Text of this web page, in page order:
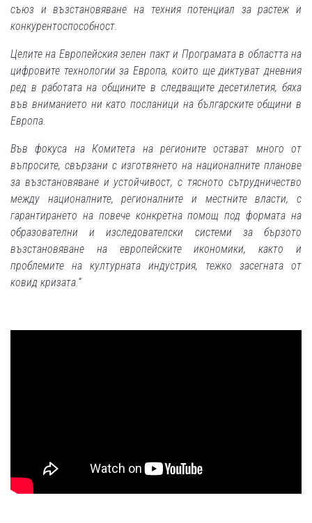
съюз и възстановяване на техния потенциал за растеж и
конкурентоспособност.
Целите на Европейския зелен пакт и Програмата в областта на
цифровите технологии за Европа, които ще диктуват дневния
ред в работата на общините в следващите десетилетия, бяха
във вниманието ни като посланици на българските общини в
Европа.
Във фокуса на Комитета на регионите остават много от
въпросите, свързани с изготвянето на националните планове
за възстановяване и устойчивост, с тясното сътрудничество
между националните, регионалните и местните власти, с
гарантирането на повече конкретна помощ под формата на
образователни и изследователски системи за бързото
възстановяване на европейските икономики, както и
проблемите на културната индустрия, тежко засегната от
ковид кризата.“